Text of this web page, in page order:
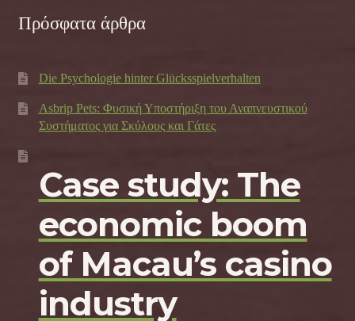
Πρόσφατα άρθρα
Die Psychologie hinter Glücksspielverhalten
Asbrip Pets: Φυσική Υποστήριξη του Αναπνευστικού
Συστήματος για Σκύλους και Γάτες
Case study: The
economic boom
of Macau’s casino
industry